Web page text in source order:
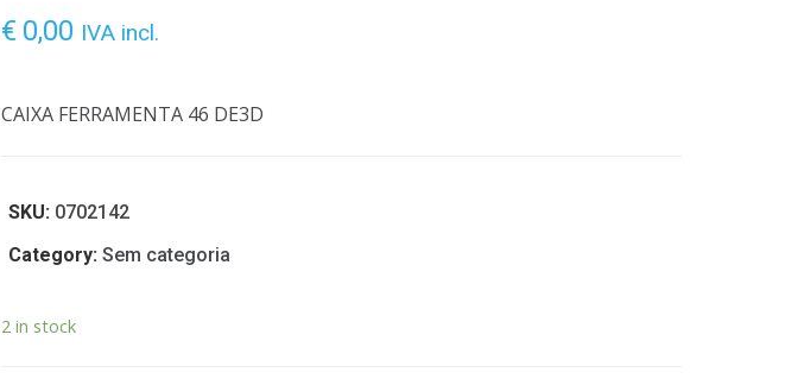
€ 0,00 IVA incl.
CAIXA FERRAMENTA 46 DE3D
SKU: 0702142
Category: Sem categoria
2 in stock